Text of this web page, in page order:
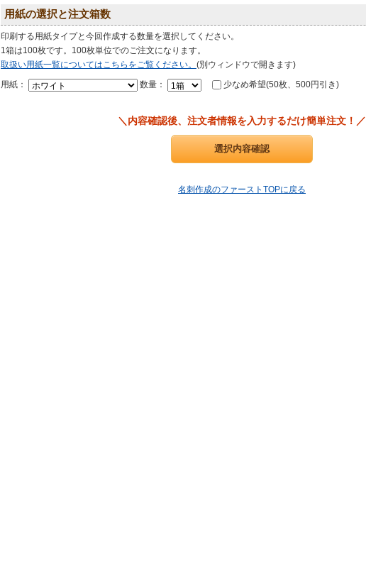
用紙の選択と注文箱数
印刷する用紙タイプと今回作成する数量を選択してください。
1箱は100枚です。100枚単位でのご注文になります。
取扱い用紙一覧についてはこちらをご覧ください。 (別ウィンドウで開きます)
用紙： 数量： 少なめ希望(50枚、500円引き)
＼内容確認後、注文者情報を入力するだけ簡単注文！／
名刺作成のファーストTOPに戻る